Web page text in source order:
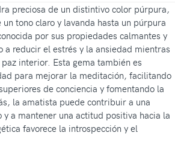
preciosa de un distintivo color púrpura,
tono claro y lavanda hasta un púrpura
por sus propiedades calmantes y
a reducir el estrés y la ansiedad mientras
interior. Esta gema también es
para mejorar la meditación, facilitando
de conciencia y fomentando la
la amatista puede contribuir a una
a mantener una actitud positiva hacia la
favorece la introspección y el